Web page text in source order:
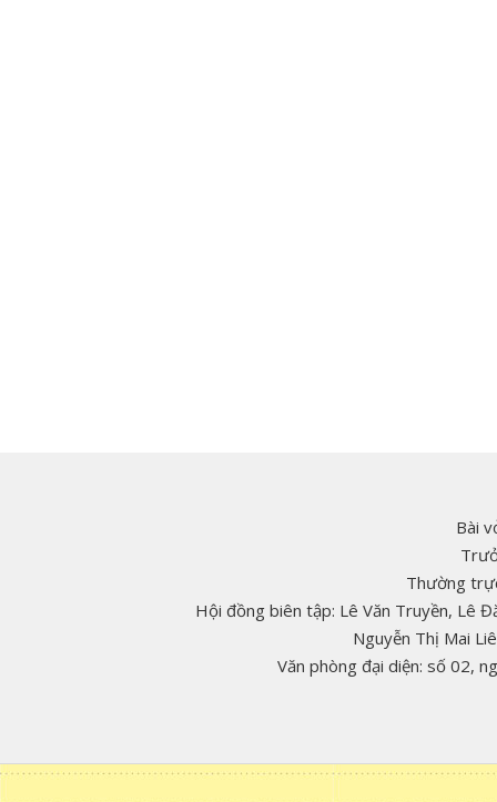
Bài
Thường
Hội đồng biên tập: Lê Văn Truyền, Lê
Nguyễn Thị Mai
Văn phòng đại diện: số 02,